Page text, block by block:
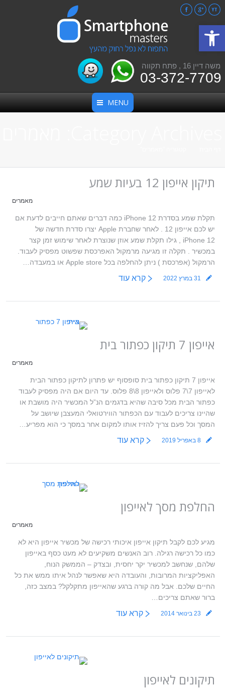
משה דיין 16 , פתח תקווה
03-372-7709
FacebookGoogle+
YouTube
MENU
תיקון אייפון 12 בעיות שמע
מאמרים
תקלת שמע בסדרת iPhone 12 כמה דברים שאתם חייבים לדעת אם
יש לכם אייפון 12 . לאחר שחברת Apple יצרו סדרת חדשה של
iPhone 12 , גילו תקלת שמע אוזן שנוצרת לאחר שימוש זמן קצר
במכשיר . תקלה זו מגיעה מרמקול האפרכסת שפשוט מפסיק לעבוד.
הרמקול (אפרכסת ) ניתן להחלפה בכל Apple store או במעבדה…
31 במרץ 2022 קרא עוד
אייפון 7 תיקון כפתור בית
מאמרים
אייפון 7 תיקון כפתור בית סופסוף יש פתרון לתיקון כפתור הבית
לאייפון 7\7 פלוס ולאייפון 8\8 פלוס. עד היום אם היה מפסיק לעבוד
כפתור הבית מכל סיבה שהיא בדגמים הנ”ל המכשיר היה מושבת או
שהיינו צריכים לעבוד עם הכפתור הווירטואלי המעצבן שיושב על
המסך וכל פעם צריך להזיז אותו למקום אחר במסך כי הוא מפריע…
8 באפריל 2019 קרא עוד
החלפת מסך לאייפון
מאמרים
מגיע לכם לקבל תיקון אייפון איכותי רכישה של מכשיר אייפון היא לא
כמו כל רכישה רגילה. רוב האנשים משקיעים לא מעט כסף באייפון
שלהם, שנחשב למכשיר יקר יחסית, ובצדק – הממשק הנוח,
האפליקציות המרובות, והעובדה היא שאפשר לנהל איתו ממש את כל
החיים שלכם. אבל מה קורה ברגע שהאייפון מתקלקל? במצב כזה,
ברור שאתם צריכים…
23 בינואר 2014 קרא עוד
תיקונים לאייפון
פתח סרגל נגישות